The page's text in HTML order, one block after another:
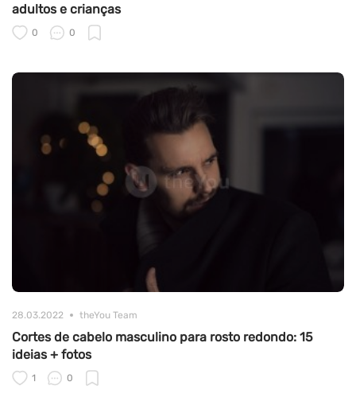
adultos e crianças
0 0
28.03.2022 theYou Team
Cortes de cabelo masculino para rosto redondo: 15
ideias + fotos
1 0